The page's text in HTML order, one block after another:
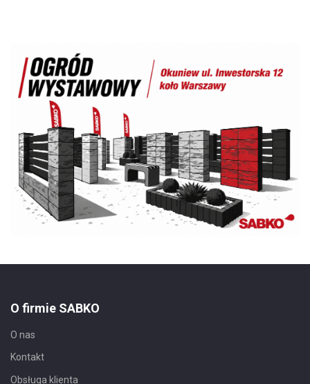
O firmie SABKO
O nas
Kontakt
Obsługa klienta